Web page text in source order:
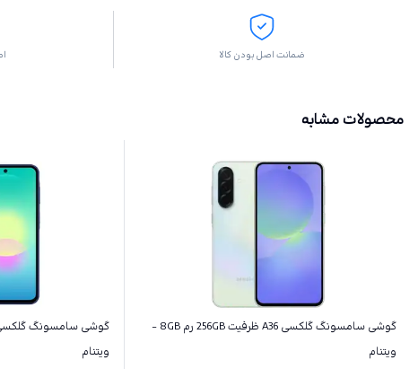
ضمانت اصل بودن کالا
محصولات مشابه
گوشی سامسونگ گلکسی A36 ظرفیت 256GB رم 8GB -
ویتنام
ویتنام